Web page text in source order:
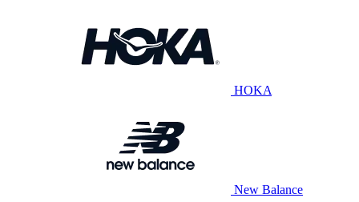
HOKA
New Balance